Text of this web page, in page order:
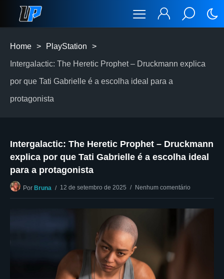
Home > PlayStation >
Intergalactic: The Heretic Prophet – Druckmann explica
por que Tati Gabrielle é a escolha ideal para a
protagonista
Intergalactic: The Heretic Prophet – Druckmann
explica por que Tati Gabrielle é a escolha ideal
para a protagonista
Por Bruna 12 de setembro de 2025 Nenhum comentário